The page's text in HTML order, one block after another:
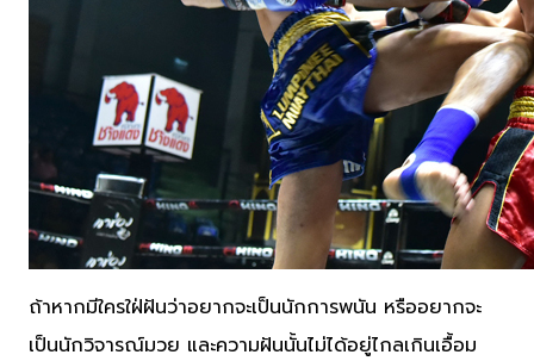
ถ้าหากมีใครใฝ่ฝันว่าอยากจะเป็นนักการพนัน หรืออยากจะ
เป็นนักวิจารณ์มวย และความฝันนั้นไม่ได้อยู่ไกลเกินเอื้อม